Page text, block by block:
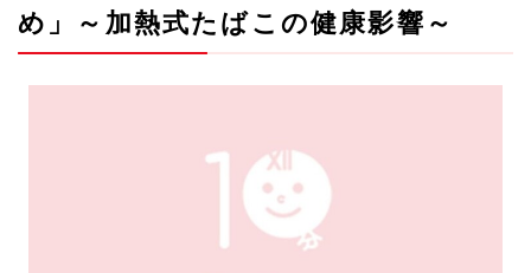
め」～加熱式たばこの健康影響～